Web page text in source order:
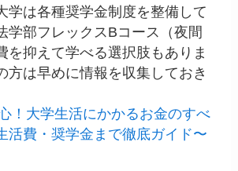
学は各種奨学金制度を整備して
学部フレックスBコース（夜間
を抑えて学べる選択肢もありま
方は早めに情報を収集しておき
！大学生活にかかるお金のすべ
活費・奨学金まで徹底ガイド〜